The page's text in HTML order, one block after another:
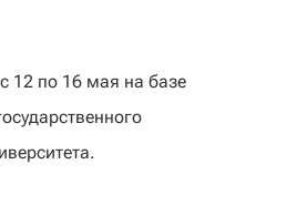
12 по 16 мая на базе